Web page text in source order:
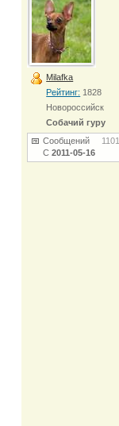
Milafka
Рейтинг: 1828
Новороссийск
Собачий гуру
Сообщений 1101
С2011-05-16